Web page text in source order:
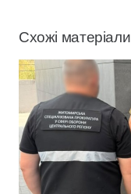
Схожі матеріали